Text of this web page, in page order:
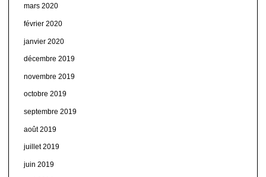
mars 2020
février 2020
janvier 2020
décembre 2019
novembre 2019
octobre 2019
septembre 2019
août 2019
juillet 2019
juin 2019